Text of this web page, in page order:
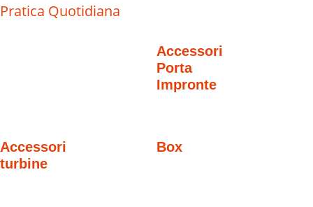
Pratica Quotidiana
Accessori
Porta
Impronte
Accessori
turbine
Box